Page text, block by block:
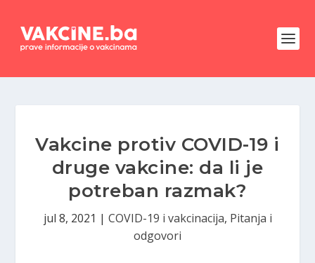
Vakcine protiv COVID-19 i
druge vakcine: da li je
potreban razmak?
jul 8, 2021 | COVID-19 i vakcinacija, Pitanja i
odgovori